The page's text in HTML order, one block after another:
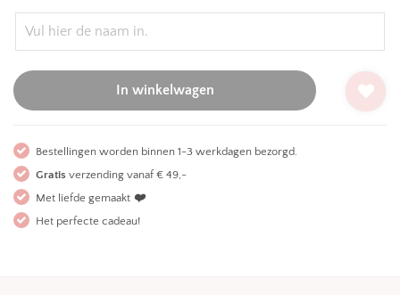
In winkelwagen
Bestellingen worden binnen 1-3 werkdagen bezorgd.
Gratis verzending vanaf € 49,-
Met liefde gemaakt ❤️
Het perfecte cadeau!